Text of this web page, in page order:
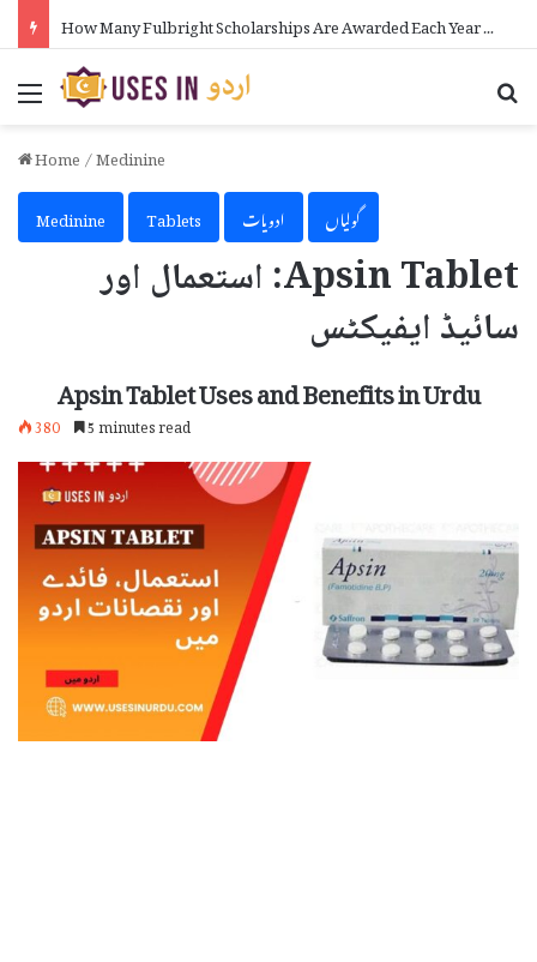
How Many Fulbright Scholarships Are Awarded Each Year in Urdu
Menu
Home/Medinine
Medinine
Tablets ادویات گولیاں
Apsin Tablet: استعمال اور
سائیڈ ایفیکٹس
Apsin Tablet Uses and Benefits in Urdu
380 5 minutes read